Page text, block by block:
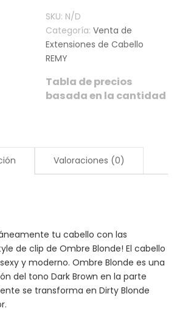
SKU: N/D
Categoría:Venta de
Extensiones de Cabello
REMY
Tabla de precios
basada en la cantidad
Valoraciones (0)
tu cabello con las
de clip de Ombre Blonde! El cabello
y moderno. Ombre Blonde es una
del tono Dark Brown en la parte
se transforma en Dirty Blonde